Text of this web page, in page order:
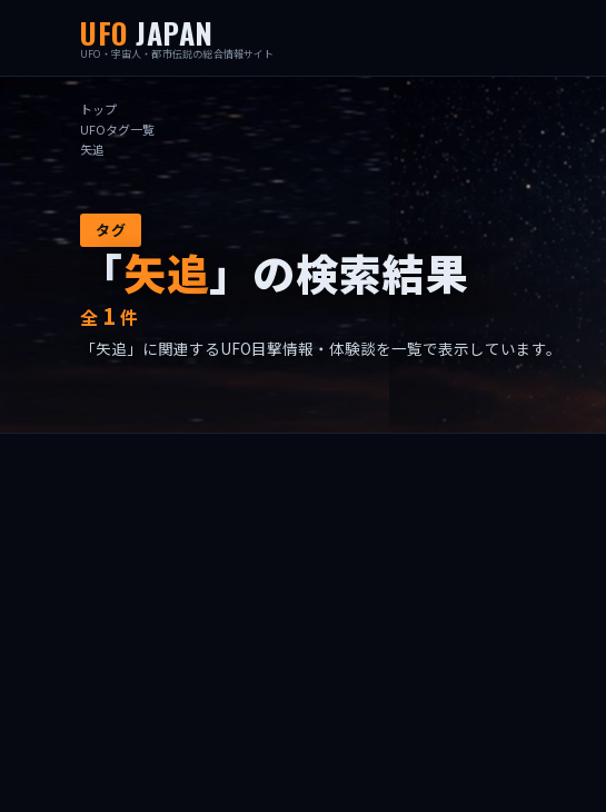
UFO JAPAN
UFO・宇宙人・都市伝説の総合情報サイト
トップ
UFOタグ一覧
矢追
タグ
「矢追」の検索結果
全 1 件
「矢追」に関連するUFO目撃情報・体験談を一覧で表示しています。